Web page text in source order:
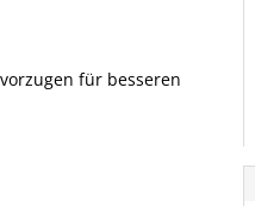
für besseren